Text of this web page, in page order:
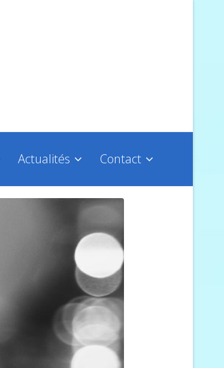
Actualités Contact